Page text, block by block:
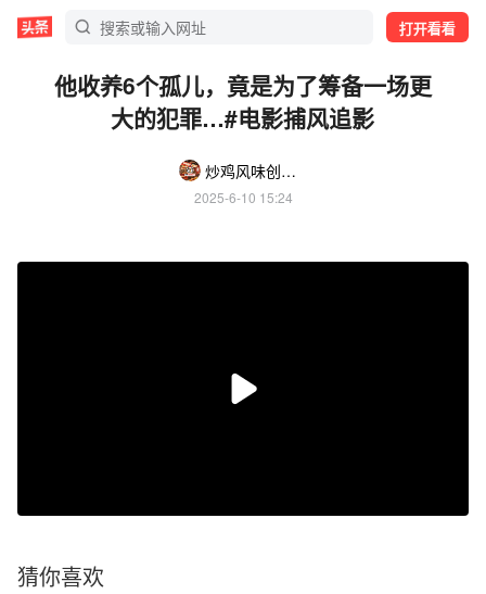
打开看看
他收养6个孤儿，竟是为了筹备一场更
大的犯罪…#电影捕风追影
炒鸡风味创业社
2025-6-10 15:24
猜你喜欢